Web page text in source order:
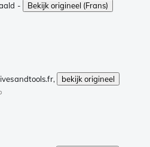
-
Bekijk origineel (Frans)
bekijk origineel